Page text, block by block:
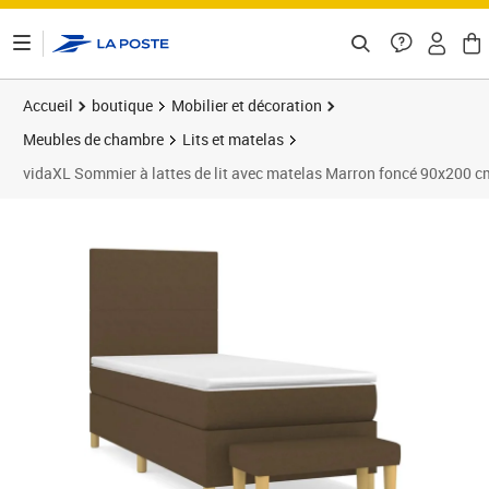
Accueil boutique
Mobilier et décoration
Meubles de chambre
Lits et matelas
vidaXL Sommier à lattes de lit avec matelas Marron foncé 90x200